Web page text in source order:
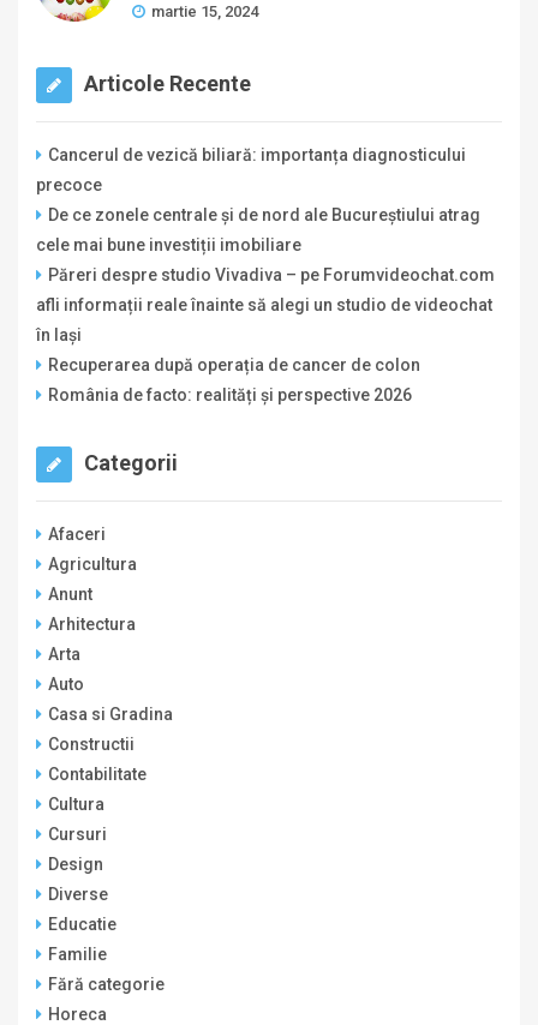
martie 15, 2024
Articole Recente
Cancerul de vezică biliară: importanța diagnosticului
precoce
De ce zonele centrale și de nord ale Bucureștiului atrag
cele mai bune investiții imobiliare
Păreri despre studio Vivadiva – pe Forumvideochat.com
afli informații reale înainte să alegi un studio de videochat
în Iași
Recuperarea după operația de cancer de colon
România de facto: realități și perspective 2026
Categorii
Afaceri
Agricultura
Anunt
Arhitectura
Arta
Auto
Casa si Gradina
Constructii
Contabilitate
Cultura
Cursuri
Design
Diverse
Educatie
Familie
Fără categorie
Horeca